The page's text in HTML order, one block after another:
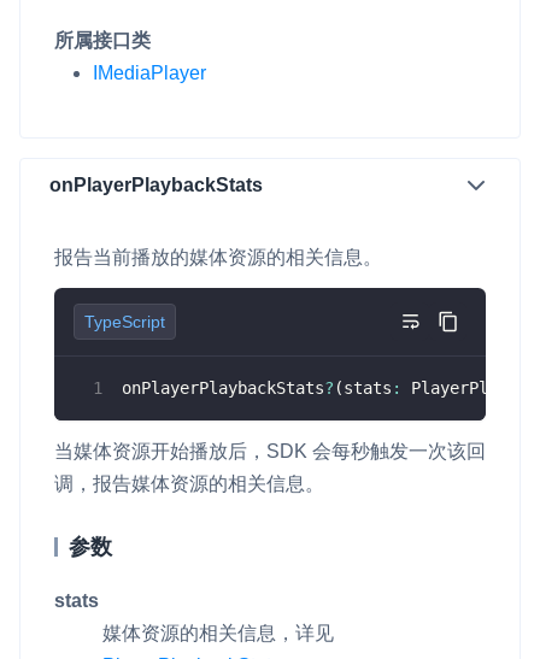
所属接口类
IMediaPlayer
onPlayerPlaybackStats
报告当前播放的媒体资源的相关信息。
TypeScript
onPlayerPlaybackStats? (stats :
当媒体资源开始播放后，SDK 会每秒触发一次该回
调，报告媒体资源的相关信息。
参数
stats
媒体资源的相关信息，详见